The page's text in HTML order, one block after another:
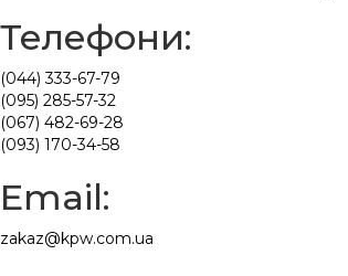
Телефони:
(044) 333-67-79
(095) 285-57-32
(067) 482-69-28
(093) 170-34-58
Email:
zakaz@kpw.com.ua